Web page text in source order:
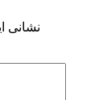
نشانی